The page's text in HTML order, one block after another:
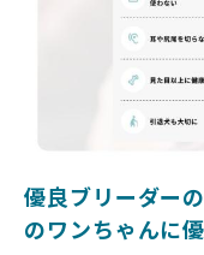
しています。これに
リーダーを選べる環
そして、消費者の皆
を求めることで、ワ
ーダーが増え、営利
される社会を目指し
ゃんに優しい世界を
優良ブリーダー
のワンちゃんに